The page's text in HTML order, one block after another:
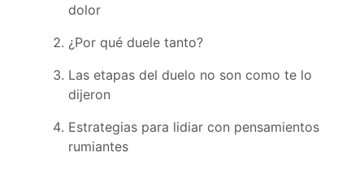
dolor
¿Por qué duele tanto?
Las etapas del duelo no son como te lo
dijeron
Estrategias para lidiar con pensamientos
rumiantes